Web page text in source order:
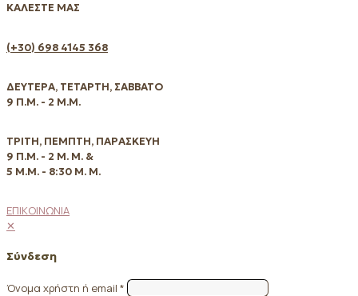
ΚΑΛΕΣΤΕ ΜΑΣ
(+30) 698 4145 368
ΔΕΥΤΕΡΑ, ΤΕΤΑΡΤΗ, ΣΑΒΒΑΤΟ
9 Π.Μ. - 2 Μ.Μ.
ΤΡΙΤΗ, ΠΕΜΠΤΗ, ΠΑΡΑΣΚΕΥΗ
9 Π.Μ. - 2 Μ. Μ. &
5 Μ.Μ. - 8:30 Μ. Μ.
ΕΠΙΚΟΙΝΩΝΙΑ
✕
Σύνδεση
Όνομα χρήστη ή email *